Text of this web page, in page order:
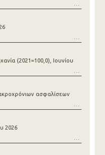
(2021=100,0), Ιουνίου
ασφαλίσεων
2026